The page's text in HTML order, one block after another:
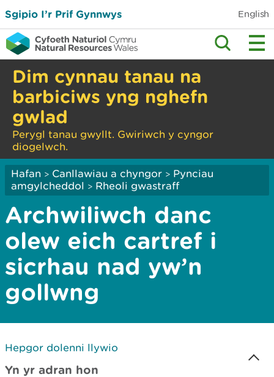
Sgipio I’r Prif Gynnwys English
Dim cynnau tanau na
barbiciws yng nghefn
gwlad
Perygl tanau gwyllt. Gwiriwch y cyngor
diogelwch.
Hafan > Canllawiau a chyngor > Pynciau
amgylcheddol > Rheoli gwastraff
Archwiliwch danc
olew eich cartref i
sicrhau nad yw’n
gollwng
Hepgor dolenni llywio
Yn yr adran hon